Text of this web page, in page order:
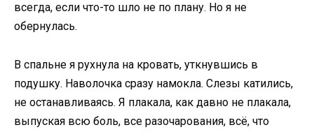
всегда, если что-то шло не по плану. Но я не
обернулась.
В спальне я рухнула на кровать, уткнувшись в
подушку. Наволочка сразу намокла. Слезы катились,
не останавливаясь. Я плакала, как давно не плакала,
выпуская всю боль, все разочарования, всё, что